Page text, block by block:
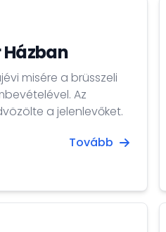
misére a brüsszeli
Az
a jelenlevőket.
Tovább